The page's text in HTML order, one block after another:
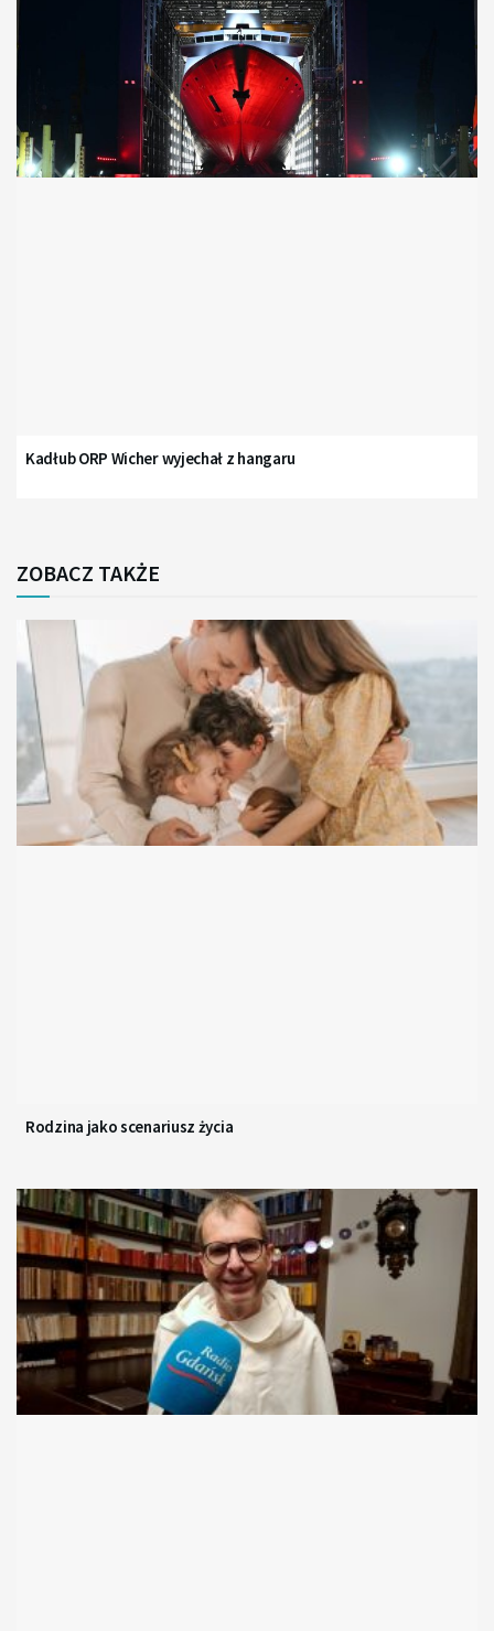
Kadłub ORP Wicher wyjechał z hangaru
ZOBACZ TAKŻE
Rodzina jako scenariusz życia